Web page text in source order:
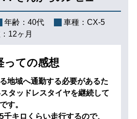
年齢： 40代 車種： CX-5
12ヶ月
っての感想
地域へ通勤する必要があるた
タッドレスタイヤを継続して
す。
千キロくらい走行するので、